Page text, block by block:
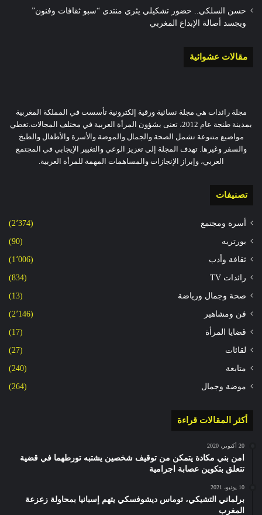
حسن السلكي.. حضور تشكيلي يثري منتدى “سبو ثقافات وفنون”
ويجسد أصالة الإبداع المغربي
مقالات عشوائية
مجلة رائدات هي مجلة نسائية ورقية إلكترونية تأسست في المملكة المغربية
بمدينة طنجة عام 2012، تعنى بشؤون المرأة العربية في مختلف المجالات.تغطي
مواضيع متنوعة تشمل الصحة والجمال والموضة والأسرة والأطفال والطبخ
والسفر وغيرها. تهدف المجلة إلى تعزيز الوعي والتغيير الإيجابي في المجتمع
العربي، وإبراز الإنجازات والمساهمات المهمة للمرأة العربية.
تصنيفات
أسرة ومجتمع (2٬374)
بورتريه (90)
ثقافة وأدب (1٬006)
رائدات TV (834)
صحة وجمال ورياضة (13)
فن ومشاهير (2٬146)
قضايا المرأة (17)
لقائات (27)
متابعة (240)
موضة وجمال (264)
أكثر المقالات قراءة
20 أكتوبر، 2020
امن بني مكادة يتمكن من توقيف شخصين يشتبه تورطهما في قضية
تتعلق بتكوين عصابة اجرامية
10 يونيو، 2021
برلماني التشيكي، توماس ديشوفسكي يتهم إسبانيا بمحاولة زعزعة
المغرب